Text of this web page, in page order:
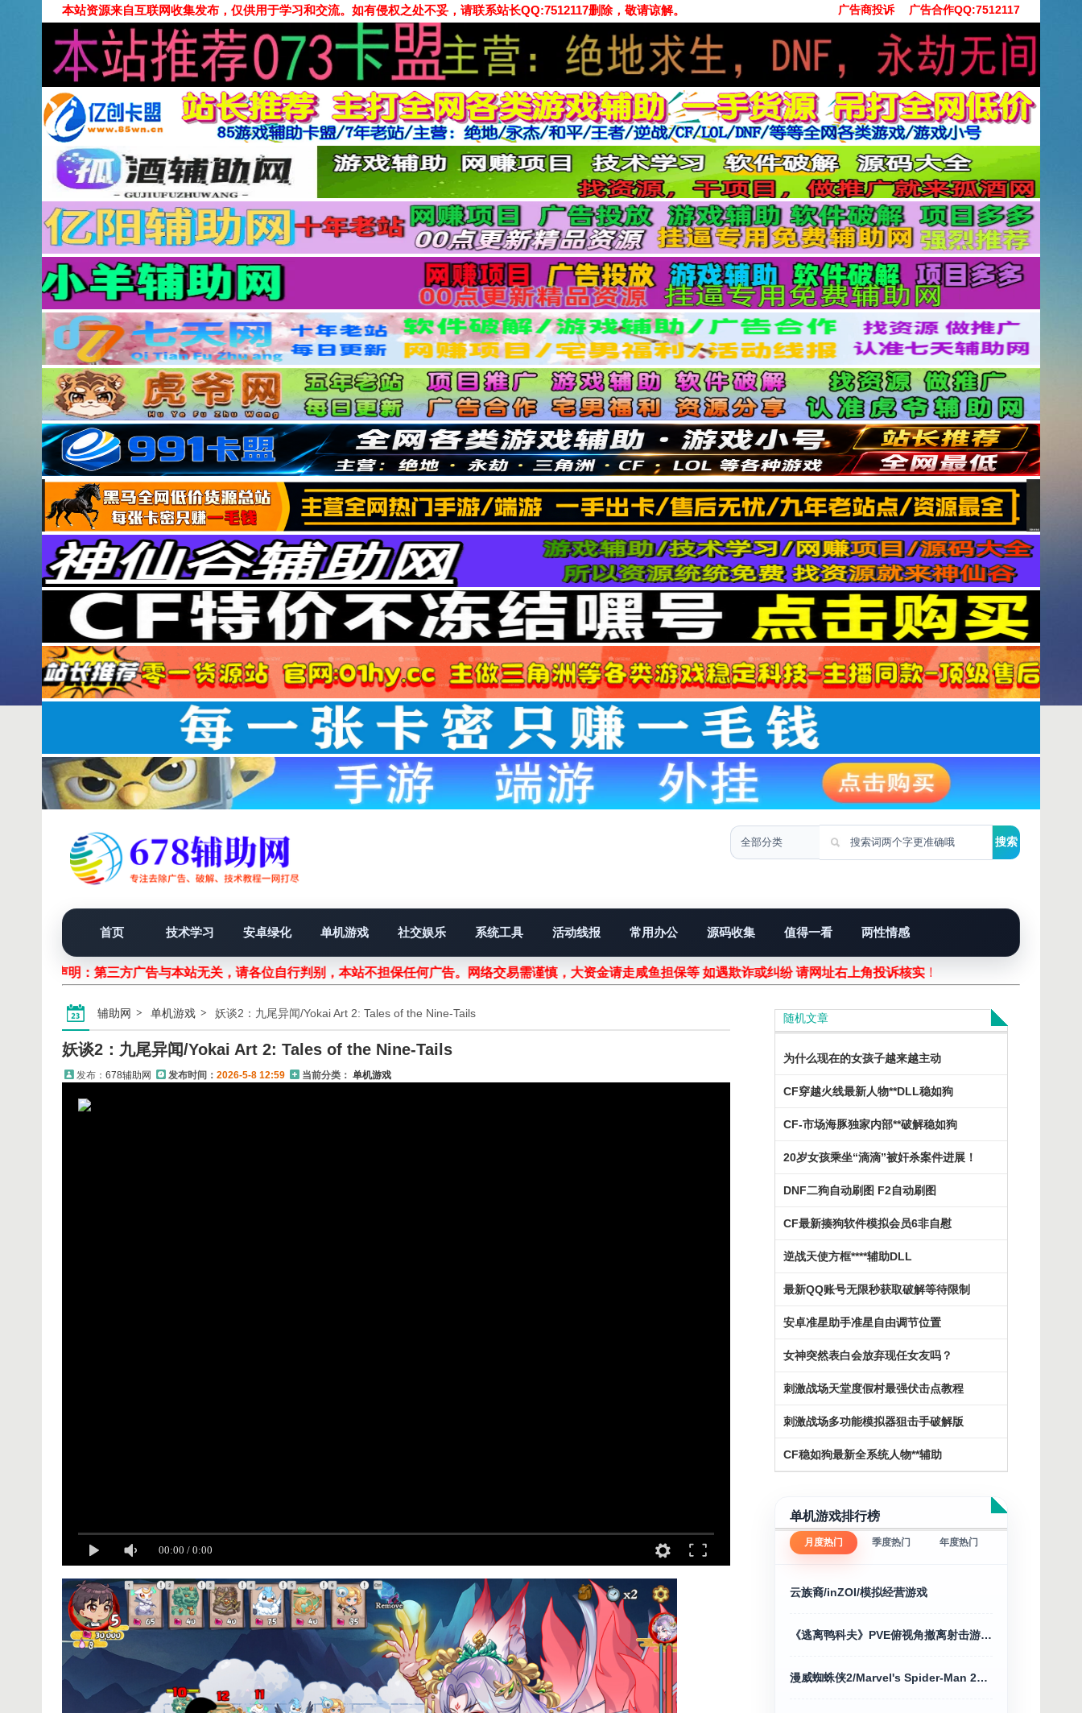
本站资源来自互联网收集发布，仅供用于学习和交流。如有侵权之处不妥，请联系站长QQ:7512117删除，敬请谅解。 广告商投诉 广告合作QQ:7512117
首页 技术学习 安卓绿化 单机游戏 社交娱乐 系统工具 活动线报 常用办公 源码收集 值得一看 两性情感
声明：第三方广告与本站无关，请各位自行判别，本站不担保任何广告。网络交易需谨慎，大资金请走咸鱼担保等 如遇欺诈或纠纷 请网址右上角投诉核实！
辅助网 单机游戏 妖谈2：九尾异闻/Yokai Art 2: Tales of the Nine-Tails
妖谈2：九尾异闻/Yokai Art 2: Tales of the Nine-Tails
发布： 678辅助网 发布时间： 2026-5-8 12:59 当前分类： 单机游戏
随机文章
为什么现在的女孩子越来越主动
CF穿越火线最新人物**DLL稳如狗
CF-市场海豚独家内部**破解稳如狗
20岁女孩乘坐“滴滴”被奸杀案件进展！
DNF二狗自动刷图 F2自动刷图
CF最新揍狗软件模拟会员6非自慰
逆战天使方框****辅助DLL
最新QQ账号无限秒获取破解等待限制
安卓准星助手准星自由调节位置
女神突然表白会放弃现任女友吗？
刺激战场天堂度假村最强伏击点教程
刺激战场多功能模拟器狙击手破解版
CF稳如狗最新全系统人物**辅助
单机游戏排行榜
月度热门 季度热门 年度热门
云族裔/inZOI/模拟经营游戏
《逃离鸭科夫》PVE俯视角撤离射击游戏+修改器
漫威蜘蛛侠2/Marvel's Spider-Man 2动作冒险